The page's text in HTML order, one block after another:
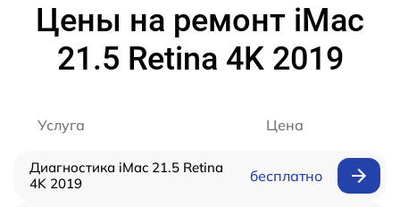
Цены на ремонт iMac
21.5 Retina 4K 2019
Услуга Цена
Диагностика iMac 21.5 Retina
4K 2019
бесплатно